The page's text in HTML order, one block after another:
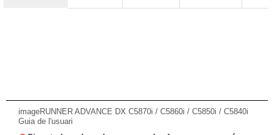
imageRUNNER ADVANCE DX C5870i / C5860i / C5850i / C5840i
Guia de l'usuari